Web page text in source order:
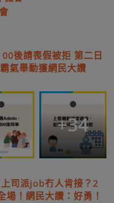
後請喪假被拒 第二日
氣舉動獲網民大讚
+34
司派job冇人肯接？2
場！網民大讚：好勇！